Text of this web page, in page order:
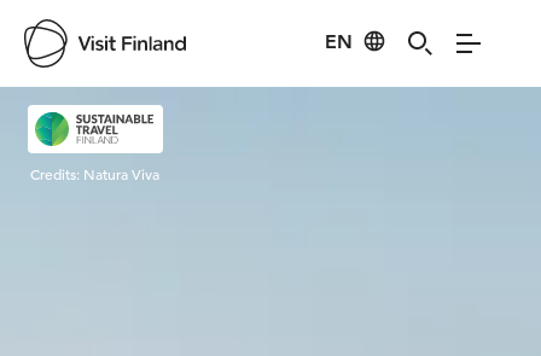
EN
Visit Finland
Credits: Natura Viva